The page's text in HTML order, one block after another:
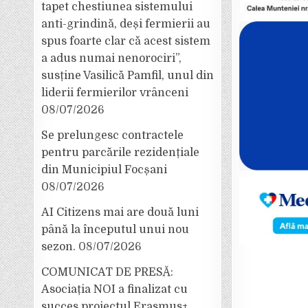
tapet chestiunea sistemului
anti-grindină, deși fermierii au
spus foarte clar că acest sistem
a adus numai nenorociri”,
susține Vasilică Pamfil, unul din
liderii fermierilor vrânceni
08/07/2026
Se prelungesc contractele
pentru parcările rezidențiale
din Municipiul Focșani
08/07/2026
AI Citizens mai are două luni
până la începutul unui nou
sezon. 08/07/2026
COMUNICAT DE PRESĂ:
Asociația NOI a finalizat cu